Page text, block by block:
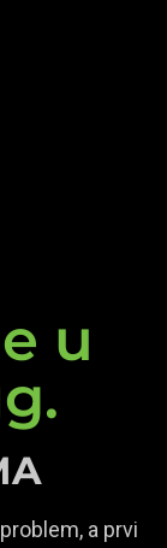
u
a prvi